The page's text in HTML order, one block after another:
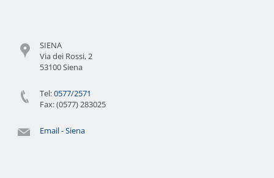
SIENA
Via dei Rossi, 2
53100 Siena
Tel:0577/2571
Fax: (0577) 283025
Email - Siena